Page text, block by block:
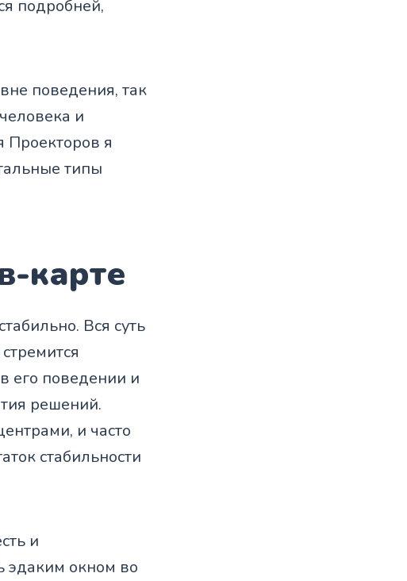
подробней,
поведения, так
и
Проекторов я
типы
карте
Вся суть
его поведении и
решений.
и часто
стабильности
и
эдаким окном во